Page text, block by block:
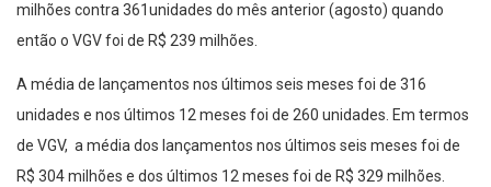
milhões contra 361unidades do mês anterior (agosto) quando
então o VGV foi de R$ 239 milhões.
A média de lançamentos nos últimos seis meses foi de 316
unidades e nos últimos 12 meses foi de 260 unidades. Em termos
de VGV, a média dos lançamentos nos últimos seis meses foi de
R$ 304 milhões e dos últimos 12 meses foi de R$ 329 milhões.